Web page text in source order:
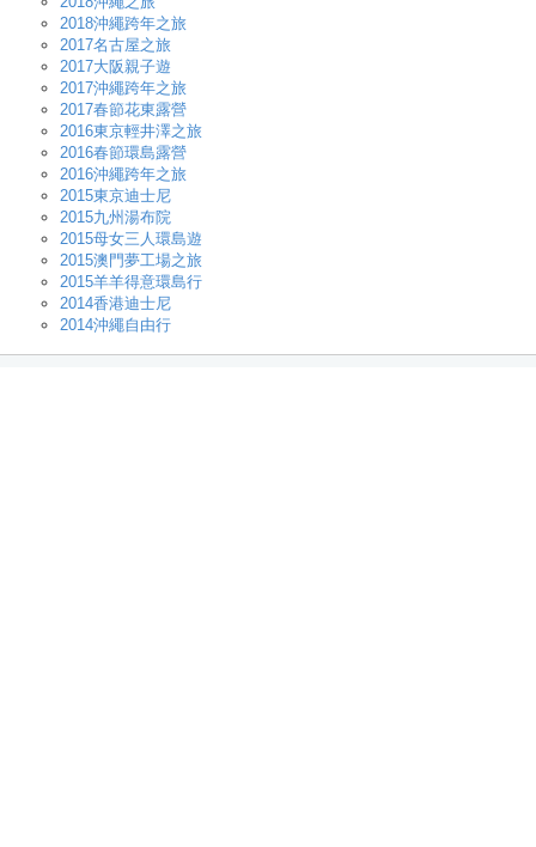
2018沖繩跨年之旅
2017名古屋之旅
2017大阪親子遊
2017沖繩跨年之旅
2017春節花東露營
2016東京輕井澤之旅
2016春節環島露營
2016沖繩跨年之旅
2015東京迪士尼
2015九州湯布院
2015母女三人環島遊
2015澳門夢工場之旅
2015羊羊得意環島行
2014香港迪士尼
2014沖繩自由行